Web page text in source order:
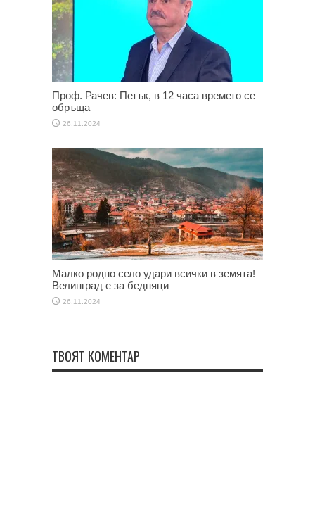
Проф. Рачев: Петък, в 12 часа времето се
обръща
26.11.2024
Малко родно село удари всички в земята!
Велинград е за бедняци
26.11.2024
ТВОЯТ КОМЕНТАР